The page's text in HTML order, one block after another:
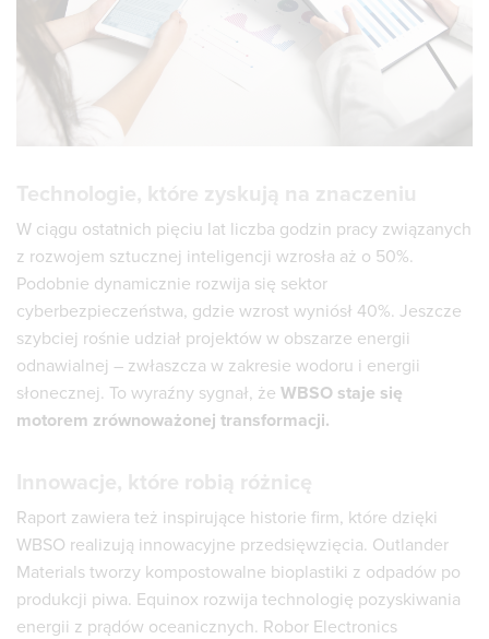
W ciągu ostatnich pięciu lat liczba godzin pracy związanych
z rozwojem sztucznej inteligencji wzrosła aż o 50%.
Podobnie dynamicznie rozwija się sektor
cyberbezpieczeństwa, gdzie wzrost wyniósł 40%. Jeszcze
szybciej rośnie udział projektów w obszarze energii
odnawialnej – zwłaszcza w zakresie wodoru i energii
słonecznej. To wyraźny sygnał, że WBSO staje się
motorem zrównoważonej transformacji.
Raport zawiera też inspirujące historie firm, które dzięki
WBSO realizują innowacyjne przedsięwzięcia. Outlander
Materials tworzy kompostowalne bioplastiki z odpadów po
produkcji piwa. Equinox rozwija technologię pozyskiwania
energii z prądów oceanicznych. Robor Electronics